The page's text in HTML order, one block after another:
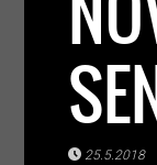
25.5.2018